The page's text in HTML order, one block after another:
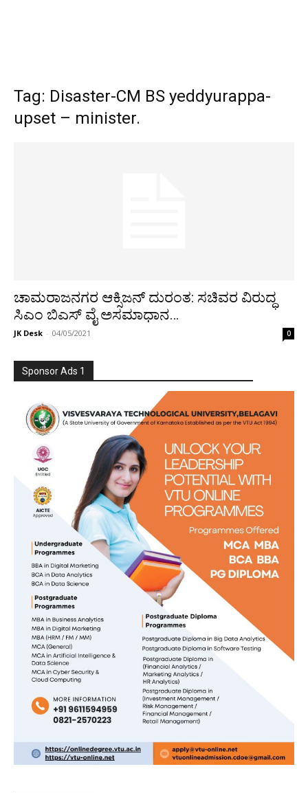
Tag: Disaster-CM BS yeddyurappa-
upset – minister.
ಚಾಮರಾಜನಗರ ಆಕ್ಸಿಜನ್ ದುರಂತ: ಸಚಿವರ ವಿರುದ್ಧ
ಸಿಎಂ ಬಿಎಸ್ ವೈ ಅಸಮಾಧಾನ…
JK Desk - 04/05/2021 0
Sponsor Ads 1